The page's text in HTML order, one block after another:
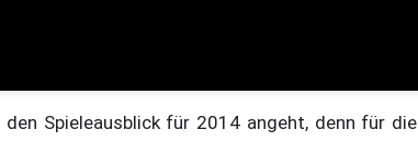
den Spieleausblick für 2014 angeht, denn für die